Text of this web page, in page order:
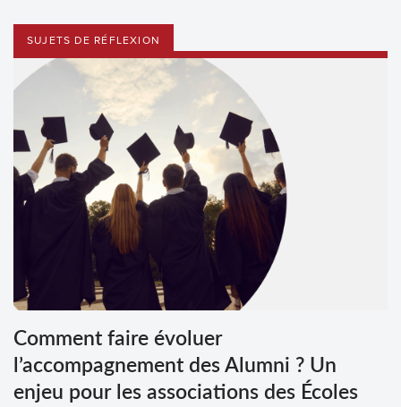
SUJETS DE RÉFLEXION
Comment faire évoluer
l’accompagnement des Alumni ? Un
enjeu pour les associations des Écoles